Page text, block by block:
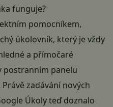
funguje?
pomocníkem,
úkolovník, který je vždy
a přímočaré
postranním panelu
zadávání nových
Úkoly teď doznalo